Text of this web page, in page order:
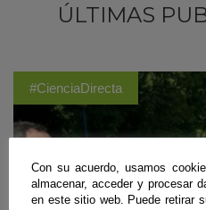
ÚLTIMAS
#CienciaDirecta
Con su acuerdo, usamos
almacenar, acceder y procesar
en este sitio web. Puede retirar